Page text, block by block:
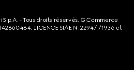
- Tous droits réservés. G Commerce
LICENCE SIAE N. 2294/I/1936 et